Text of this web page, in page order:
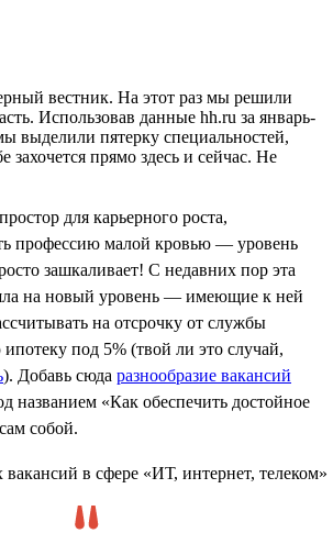
вестник. На этот раз мы решили
Использовав данные hh.ru за январь-
выделили пятерку специальностей,
захочется прямо здесь и сейчас. Не
для карьерного роста,
профессию малой кровью — уровень
зашкаливает! С недавних пор эта
на новый уровень — имеющие к ней
на отсрочку от службы
под 5% (твой ли это случай,
). Добавь сюда разнообразие вакансий
названием «Как обеспечить достойное
собой.